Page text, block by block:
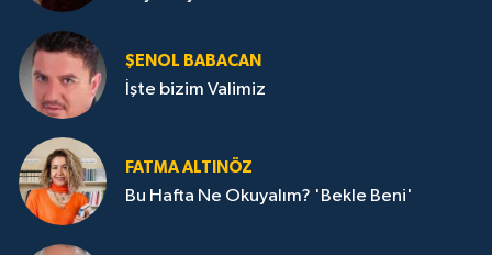
ŞENOL BABACAN
İşte bizim Valimiz
FATMA ALTINÖZ
Bu Hafta Ne Okuyalım? 'Bekle Beni'